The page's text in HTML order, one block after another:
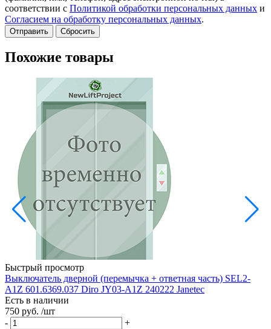
соответствии с Политикой обработки персональных данных и
Согласием на обработку персональных данных.
Сбросить
Похожие товары
Быстрый просмотр
Выключатель дверной (перемычка + ответная часть) SEL2-
A1Z 601.6369.037 Diro JY03-A1Z 240222 Janetec
Есть в наличии
750 руб. /шт
-
+